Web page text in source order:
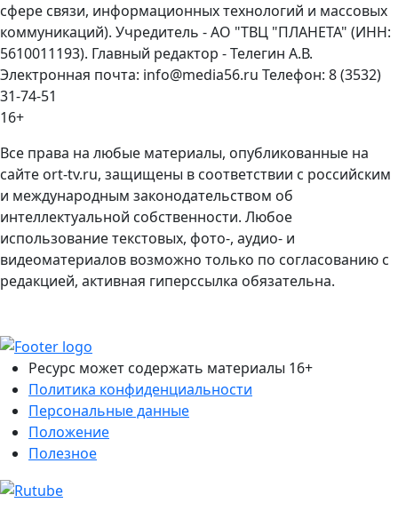
сфере связи, информационных технологий и массовых
коммуникаций). Учредитель - АО "ТВЦ "ПЛАНЕТА" (ИНН:
5610011193). Главный редактор - Телегин А.В.
Электронная почта: info@media56.ru Телефон: 8 (3532)
31-74-51
16+
Все права на любые материалы, опубликованные на
сайте ort-tv.ru, защищены в соответствии с российским
и международным законодательством об
интеллектуальной собственности. Любое
использование текстовых, фото-, аудио- и
видеоматериалов возможно только по согласованию с
редакцией, активная гиперссылка обязательна.
Ресурс может содержать материалы 16+
Политика конфиденциальности
Персональные данные
Положение
Полезное